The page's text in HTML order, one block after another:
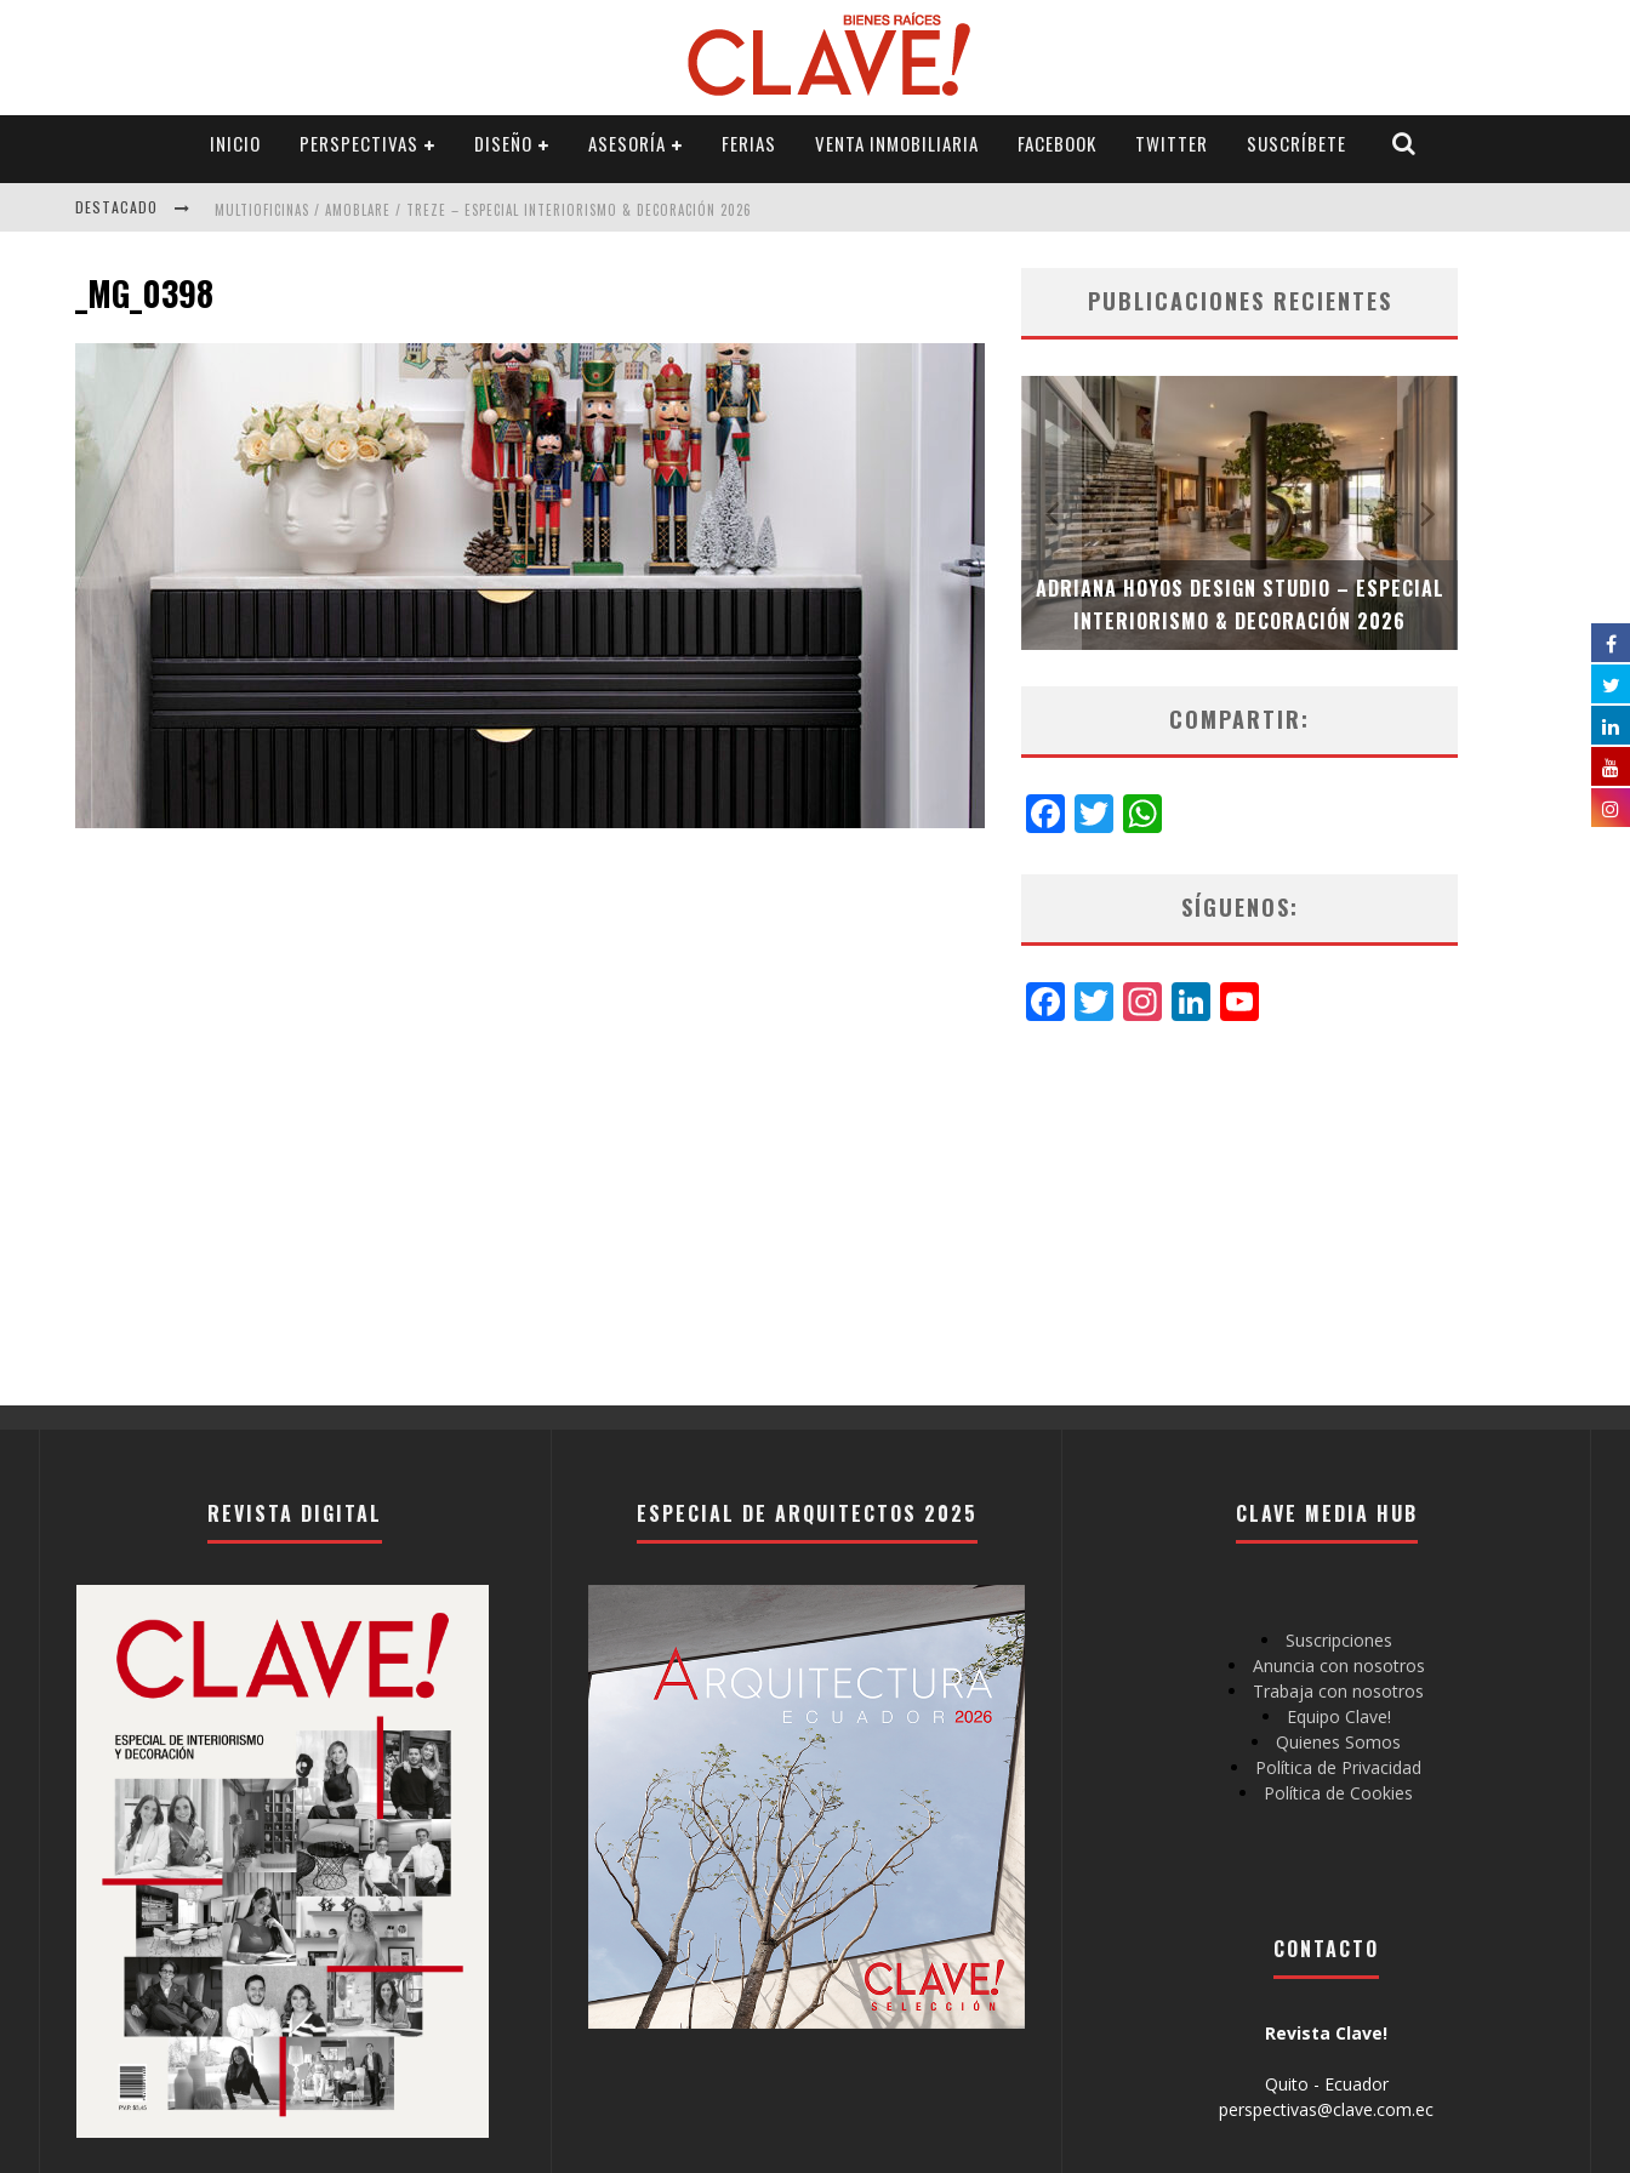
INICIO PERSPECTIVAS DISEÑO ASESORÍA FERIAS VENTA INMOBILIARIA FACEBOOK TWITTER SUSCRÍBETE
DESTACADO MULTIOFICINAS / AMOBLARE / TREZE – ESPECIAL INTERIORISMO & DECORACIÓN 2026
ADRIANA HOYOS DESIGN STUDIO – ESPECIAL INTERIORISMO & DECORACIÓN 2026
_MG_0398 PUBLICACIONES RECIENTES
MUBB DESIGN STUDIO – ESPECIAL
ADRIANA HOYOS DESIGN STUDIO – ESPECIAL
INTERIORISMO & DECORACIÓN 2026
COMPARTIR:
Facebook
Twitter
SÍGUENOS:
Facebook
Twitter
Instagram
LinkedIn
REVISTA DIGITAL ESPECIAL DE ARQUITECTOS 2025 CLAVE MEDIA HUB
Suscripciones
Anuncia con nosotros
Trabaja con nosotros
Equipo Clave!
Quienes Somos
Política de Privacidad
Política de Cookies
CONTACTO
Revista Clave!
Quito - Ecuador
perspectivas@clave.com.ec